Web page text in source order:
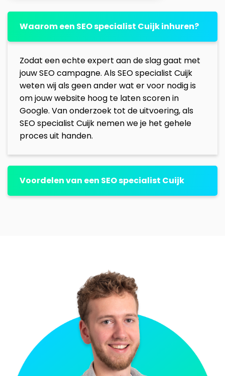
Waarom een SEO specialist Cuijk inhuren?
Zodat een echte expert aan de slag gaat met
jouw SEO campagne. Als SEO specialist Cuijk
weten wij als geen ander wat er voor nodig is
om jouw website hoog te laten scoren in
Google. Van onderzoek tot de uitvoering, als
SEO specialist Cuijk nemen we je het gehele
proces uit handen.
Voordelen van een SEO specialist Cuijk